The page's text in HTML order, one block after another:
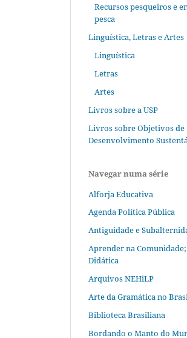
Recursos pesqueiros e
pesca
Linguística, Letras e Artes
Linguística
Letras
Artes
Livros sobre a USP
Livros sobre Objetivos de
Desenvolvimento
Navegar numa série
Alforja Educativa
Agenda Política Pública
Antiguidade e
Aprender na
Didática
Arquivos NEHiLP
Arte da Gramática no
Biblioteca Brasiliana
Bordando o Manto do